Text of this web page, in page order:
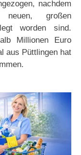
nachdem
neuen, großen
worden sind.
Millionen Euro
aus Püttlingen hat